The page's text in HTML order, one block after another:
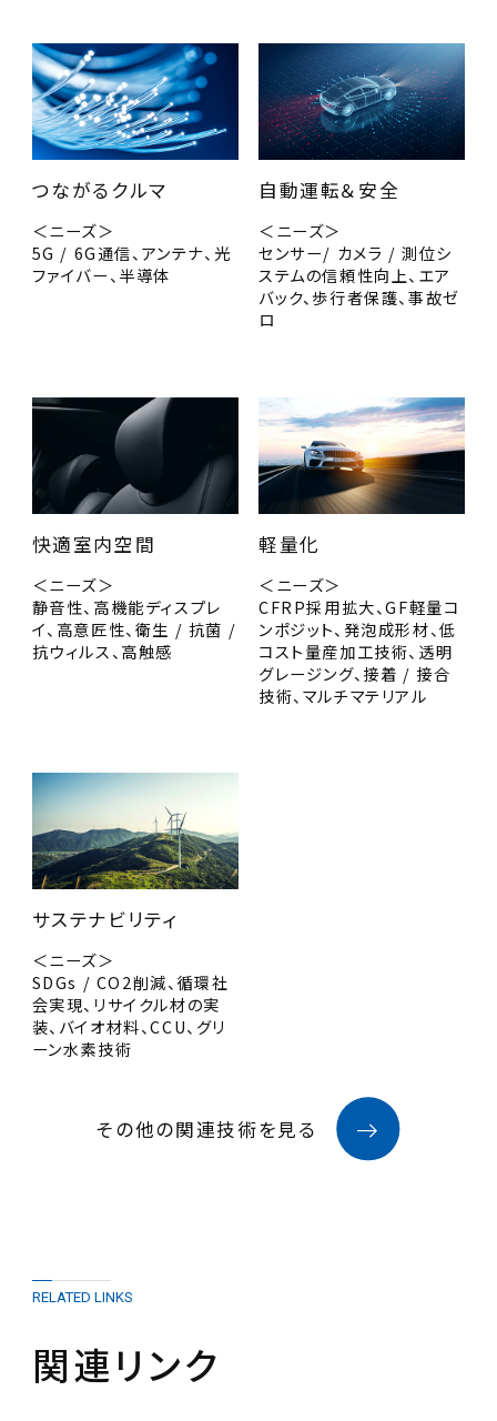
つながるクルマ
＜ニーズ＞
5G / 6G通信、アンテナ、光
ファイバー、半導体
自動運転＆安全
＜ニーズ＞
センサー/ カメラ / 測位シ
ステムの信頼性向上、エア
バック、歩行者保護、事故ゼ
ロ
快適室内空間
＜ニーズ＞
静音性、高機能ディスプレ
イ、高意匠性、衛生 / 抗菌 /
抗ウィルス、高触感
軽量化
＜ニーズ＞
CFRP採用拡大、GF軽量コ
ンポジット、発泡成形材、低
コスト量産加工技術、透明
グレージング、接着 / 接合
技術、マルチマテリアル
サステナビリティ
＜ニーズ＞
SDGs / CO2削減、循環社
会実現、リサイクル材の実
装、バイオ材料、CCU、グリ
ーン水素技術
その他の関連技術を見る
RELATED LINKS
関連リンク